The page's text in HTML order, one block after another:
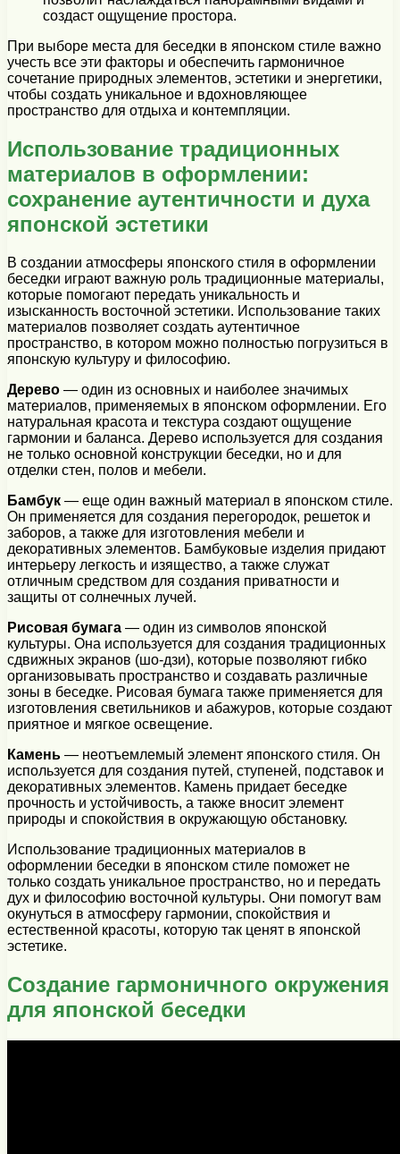
создаст ощущение простора.
При выборе места для беседки в японском стиле важно
учесть все эти факторы и обеспечить гармоничное
сочетание природных элементов, эстетики и энергетики,
чтобы создать уникальное и вдохновляющее
пространство для отдыха и контемпляции.
Использование традиционных
материалов в оформлении:
сохранение аутентичности и духа
японской эстетики
В создании атмосферы японского стиля в оформлении
беседки играют важную роль традиционные материалы,
которые помогают передать уникальность и
изысканность восточной эстетики. Использование таких
материалов позволяет создать аутентичное
пространство, в котором можно полностью погрузиться в
японскую культуру и философию.
Дерево — один из основных и наиболее значимых
материалов, применяемых в японском оформлении. Его
натуральная красота и текстура создают ощущение
гармонии и баланса. Дерево используется для создания
не только основной конструкции беседки, но и для
отделки стен, полов и мебели.
Бамбук — еще один важный материал в японском стиле.
Он применяется для создания перегородок, решеток и
заборов, а также для изготовления мебели и
декоративных элементов. Бамбуковые изделия придают
интерьеру легкость и изящество, а также служат
отличным средством для создания приватности и
защиты от солнечных лучей.
Рисовая бумага — один из символов японской
культуры. Она используется для создания традиционных
сдвижных экранов (шо-дзи), которые позволяют гибко
организовывать пространство и создавать различные
зоны в беседке. Рисовая бумага также применяется для
изготовления светильников и абажуров, которые создают
приятное и мягкое освещение.
Камень — неотъемлемый элемент японского стиля. Он
используется для создания путей, ступеней, подставок и
декоративных элементов. Камень придает беседке
прочность и устойчивость, а также вносит элемент
природы и спокойствия в окружающую обстановку.
Использование традиционных материалов в
оформлении беседки в японском стиле поможет не
только создать уникальное пространство, но и передать
дух и философию восточной культуры. Они помогут вам
окунуться в атмосферу гармонии, спокойствия и
естественной красоты, которую так ценят в японской
эстетике.
Создание гармоничного окружения
для японской беседки